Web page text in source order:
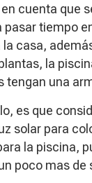
cuenta que
pasar tiempo
la casa,
la
tengan una
es que
solar para
la piscina,
poco mas de